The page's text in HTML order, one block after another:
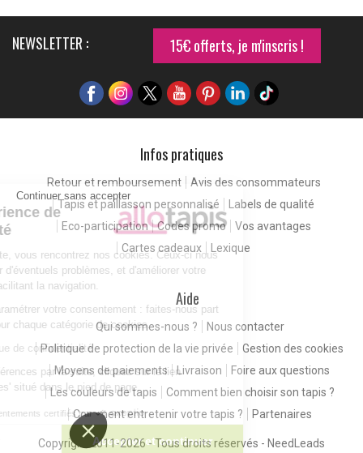
Continuer sans accepter
Pour une expérience de
meilleure qualité
En consultant notre site, vous rencontrez nos cookies. Ceux-ci nous
permettent de détecter d'éventuels problèmes, et d'améliorer votre
expérience client en facilitant la navigation.
Vous êtes libres de paramétrer votre consentement : faites-nous part
de vos préférences pour chaque catégorie de cookies.
Consulter notre politique de confidentialité
Pour modifier vos préférences par la suite, cliquez sur le lien
'Préférences de cookies' situé dans le pied de page.
Consentements certifiés par
Paramétrer Accepter et continuer
NEWSLETTER : 15€ offerts, je m'inscris !
Infos pratiques
Retour et remboursement
Avis des consommateurs
Tapis et paillasson personnalisé
Labels de qualité
Eco-participation
Codes promo
Vos avantages
Cartes cadeaux
Lexique
Aide
Qui sommes-nous ?
Nous contacter
Politique de protection de la vie privée
Gestion des cookies
Moyens de paiements
Livraison
Foire aux questions
Les couleurs de tapis
Comment bien choisir son tapis ?
Comment entretenir votre tapis ?
Partenaires
Copyright 2011-2026 - Tous droits réservés - NeedLeads